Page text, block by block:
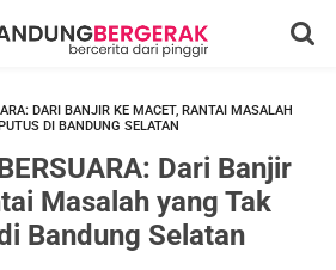
DARI BANJIR KE MACET, RANTAI MASALAH
DI BANDUNG SELATAN
Dari Banjir
Masalah yang Tak
Bandung Selatan